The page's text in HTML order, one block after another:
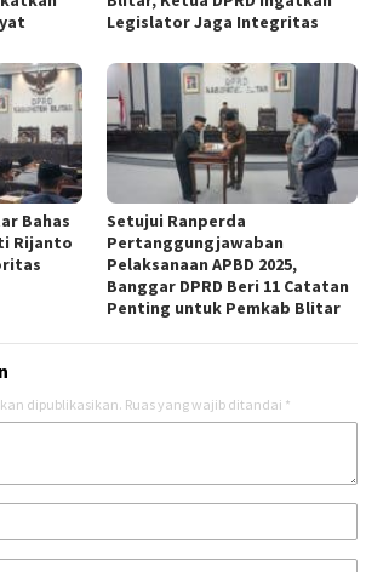
Legislator Jaga Integritas
Bahas
Rijanto
Setujui Ranperda
Pertanggungjawaban
Pelaksanaan APBD 2025,
Banggar DPRD Beri 11 Catatan
Penting untuk Pemkab Blitar
dipublikasikan. Ruas yang wajib ditandai *